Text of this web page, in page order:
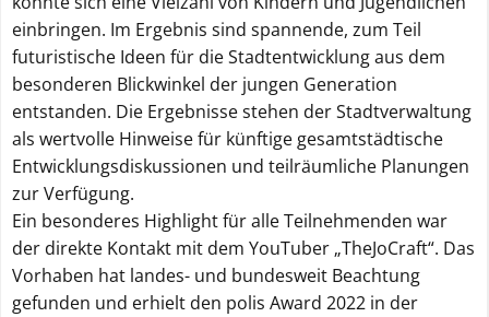
einbringen. Im Ergebnis sind spannende, zum Teil
futuristische Ideen für die Stadtentwicklung aus dem
besonderen Blickwinkel der jungen Generation
entstanden. Die Ergebnisse stehen der Stadtverwaltung
als wertvolle Hinweise für künftige gesamtstädtische
Entwicklungsdiskussionen und teilräumliche Planungen
zur Verfügung.
Ein besonderes Highlight für alle Teilnehmenden war
der direkte Kontakt mit dem YouTuber „TheJoCraft“. Das
Vorhaben hat landes- und bundesweit Beachtung
gefunden und erhielt den polis Award 2022 in der